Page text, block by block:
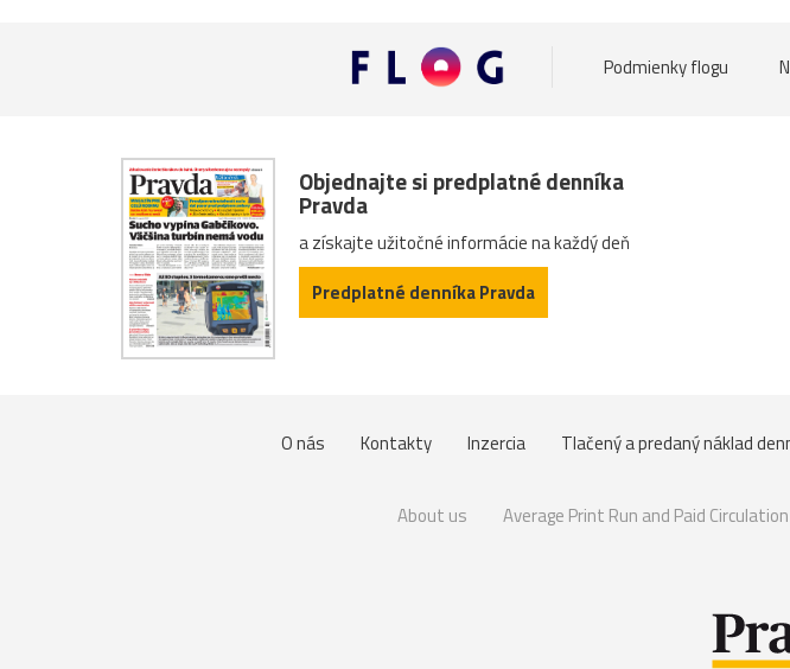
Podmienky flogu
Objednajte si predplatné denníka
Pravda
a získajte užitočné informácie na každý deň
Predplatné denníka Pravda
O nás Kontakty Inzercia Tlačený a predaný náklad
About us Average Print Run and Paid